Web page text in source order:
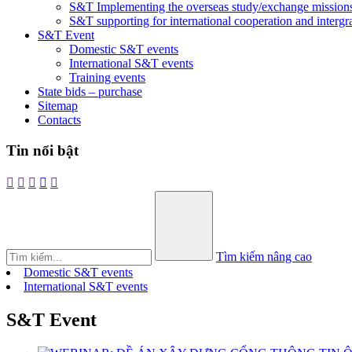
S&T Implementing the overseas study/exchange
S&T supporting for international cooperation and
S&T Event
Domestic S&T events
International S&T events
Training events
State bids – purchase
Sitemap
Contacts
Tin nổi bật
    
Tìm kiếm nâng cao
Domestic S&T events
International S&T events
S&T Event